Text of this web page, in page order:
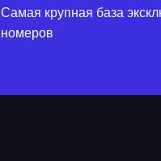
Самая крупная база
номеров